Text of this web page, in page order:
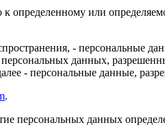
определенному или
- персональные
данных,
- персональные данные,
.
персональных данных